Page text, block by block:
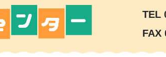
TEL
FAX